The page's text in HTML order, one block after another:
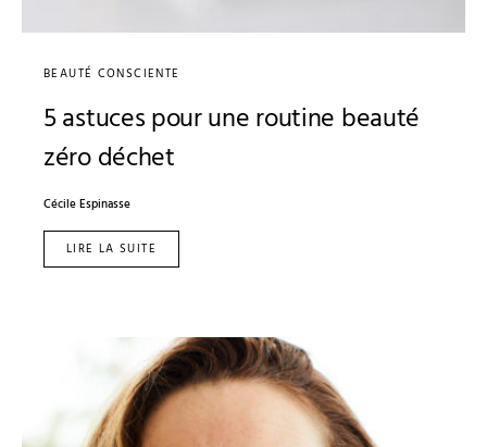
BEAUTÉ CONSCIENTE
5 astuces pour une routine beauté
zéro déchet
Cécile Espinasse
LIRE LA SUITE